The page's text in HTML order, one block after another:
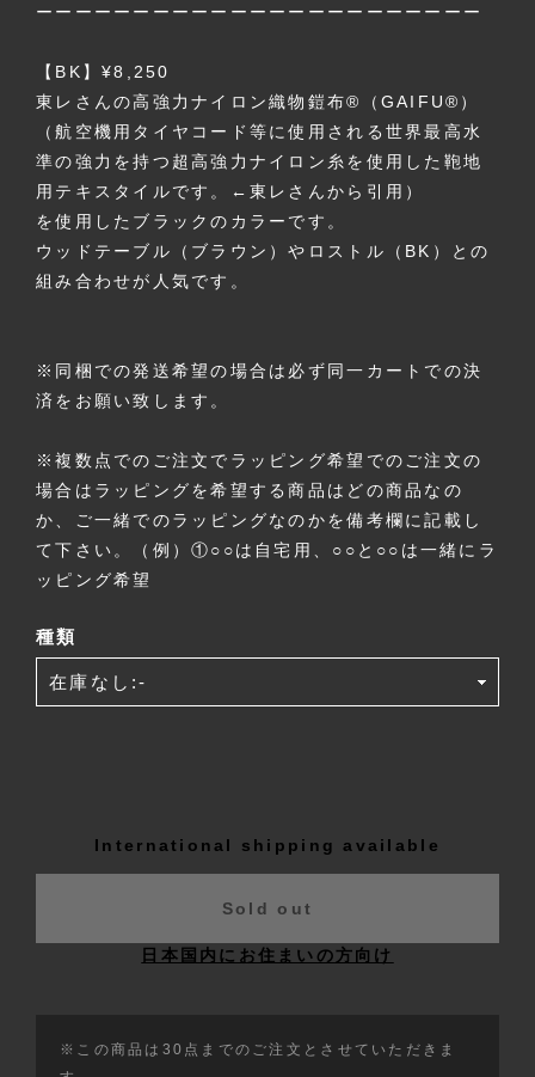
ーーーーーーーーーーーーーーーーーーーーーーー
【BK】¥8,250
東レさんの高強力ナイロン織物鎧布®（GAIFU®）
（航空機用タイヤコード等に使用される世界最高水
準の強力を持つ超高強力ナイロン糸を使用した鞄地
用テキスタイルです。←東レさんから引用）
を使用したブラックのカラーです。
ウッドテーブル（ブラウン）やロストル（BK）との
組み合わせが人気です。
※同梱での発送希望の場合は必ず同一カートでの決
済をお願い致します。
※複数点でのご注文でラッピング希望でのご注文の
場合はラッピングを希望する商品はどの商品なの
か、ご一緒でのラッピングなのかを備考欄に記載し
て下さい。（例）①○○は自宅用、○○と○○は一緒にラ
ッピング希望
種類
International shipping available
Sold out
日本国内にお住まいの方向け
※この商品は30点までのご注文とさせていただきま